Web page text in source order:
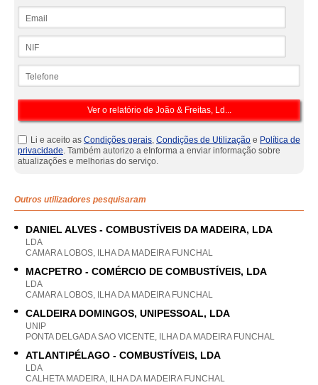
Li e aceito as Condições gerais, Condições de Utilização e Política de
privacidade. Também autorizo a eInforma a enviar informação sobre
atualizações e melhorias do serviço.
Outros utilizadores pesquisaram
DANIEL ALVES - COMBUSTÍVEIS DA MADEIRA, LDA
LDA
CAMARA LOBOS, ILHA DA MADEIRA FUNCHAL
MACPETRO - COMÉRCIO DE COMBUSTÍVEIS, LDA
LDA
CAMARA LOBOS, ILHA DA MADEIRA FUNCHAL
CALDEIRA DOMINGOS, UNIPESSOAL, LDA
UNIP
PONTA DELGADA SAO VICENTE, ILHA DA MADEIRA FUNCHAL
ATLANTIPÉLAGO - COMBUSTÍVEIS, LDA
LDA
CALHETA MADEIRA, ILHA DA MADEIRA FUNCHAL